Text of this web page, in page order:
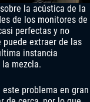
la acústica de la
de los monitores de
perfectas y no
extraer de las
instancia
mezcla.
problema en gran